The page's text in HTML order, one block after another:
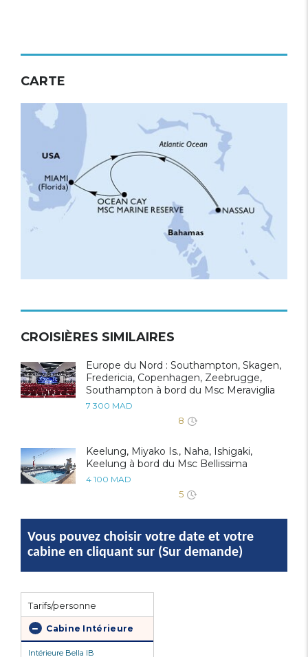
CARTE
CROISIÈRES SIMILAIRES
Europe du Nord : Southampton, Skagen,
Fredericia, Copenhagen, Zeebrugge,
Southampton à bord du Msc Meraviglia
7 300 MAD
8
Keelung, Miyako Is., Naha, Ishigaki,
Keelung à bord du Msc Bellissima
4 100 MAD
5
Vous pouvez choisir votre date et votre
cabine en cliquant sur (Sur demande)
Tarifs/personne
Cabine Intérieure
Intérieure Bella IB